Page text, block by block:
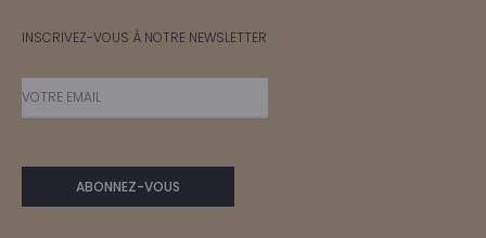
INSCRIVEZ-VOUS À NOTRE NEWSLETTER